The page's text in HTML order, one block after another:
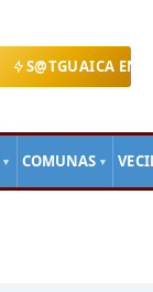
S@TGUAICA EN
▼ COMUNAS ▼